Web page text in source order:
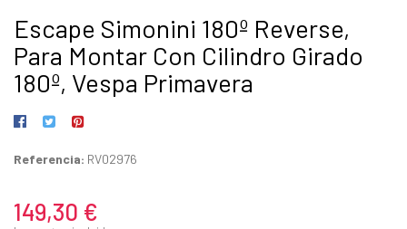
Escape Simonini 180º Reverse,
Para Montar Con Cilindro Girado
180º, Vespa Primavera
Referencia: RV02976
149,30 €